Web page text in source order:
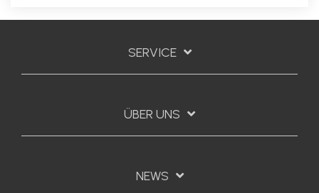
SERVICE
ÜBER UNS
NEWS